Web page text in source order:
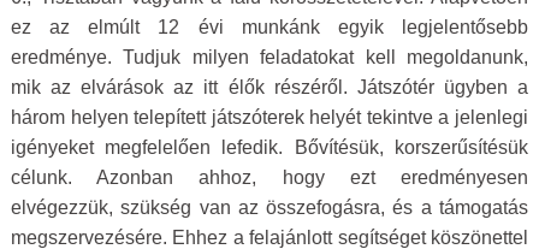
ez az elmúlt 12 évi munkánk egyik legjelentősebb
eredménye. Tudjuk milyen feladatokat kell megoldanunk,
mik az elvárások az itt élők részéről. Játszótér ügyben a
három helyen telepített játszóterek helyét tekintve a jelenlegi
igényeket megfelelően lefedik. Bővítésük, korszerűsítésük
célunk. Azonban ahhoz, hogy ezt eredményesen
elvégezzük, szükség van az összefogásra, és a támogatás
megszervezésére. Ehhez a felajánlott segítséget köszönettel